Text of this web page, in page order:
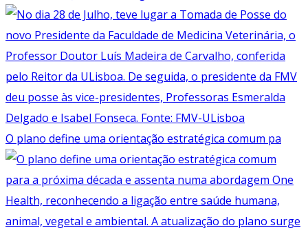
O plano define uma orientação estratégica comum pa